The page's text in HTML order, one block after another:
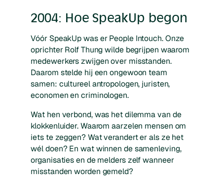
2004: Hoe SpeakUp begon
Vóór SpeakUp was er People Intouch. Onze
oprichter Rolf Thung wilde begrijpen waarom
medewerkers zwijgen over misstanden.
Daarom stelde hij een ongewoon team
samen: cultureel antropologen, juristen,
economen en criminologen.
Wat hen verbond, was het dilemma van de
klokkenluider. Waarom aarzelen mensen om
iets te zeggen? Wat verandert er als ze het
wél doen? En wat winnen de samenleving,
organisaties en de melders zelf wanneer
misstanden worden gemeld?